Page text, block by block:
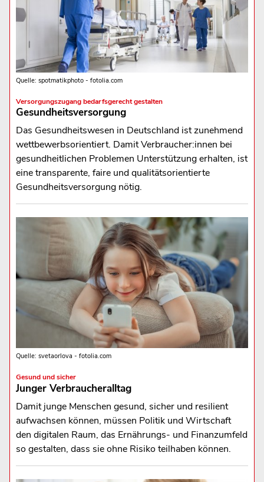
Quelle: spotmatikphoto - fotolia.com
Versorgungszugang bedarfsgerecht gestalten
Gesundheitsversorgung
Das Gesundheitswesen in Deutschland ist zunehmend
wettbewerbsorientiert. Damit Verbraucher:innen bei
gesundheitlichen Problemen Unterstützung erhalten, ist
eine transparente, faire und qualitätsorientierte
Gesundheitsversorgung nötig.
Quelle: svetaorlova - fotolia.com
Gesund und sicher
Junger Verbraucheralltag
Damit junge Menschen gesund, sicher und resilient
aufwachsen können, müssen Politik und Wirtschaft
den digitalen Raum, das Ernährungs- und Finanzumfeld
so gestalten, dass sie ohne Risiko teilhaben können.